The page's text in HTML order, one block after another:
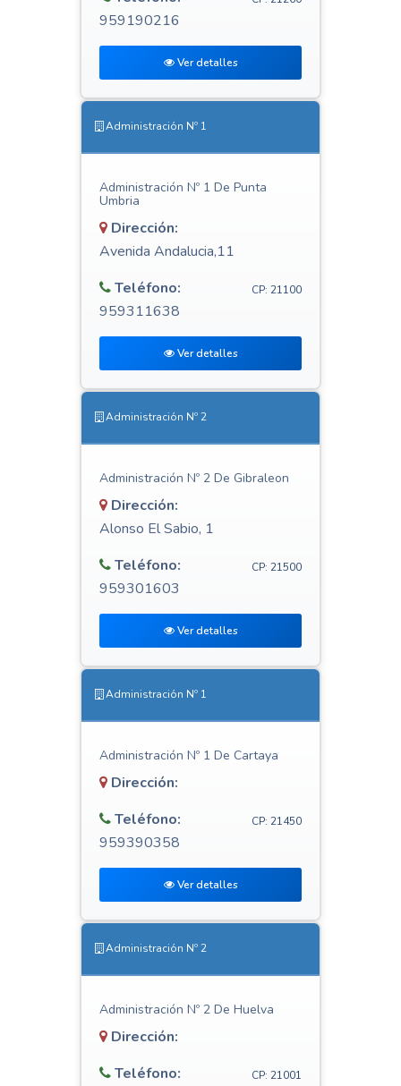
959190216
Ver detalles
Administración Nº 1
Administración Nº 1 De Punta
Umbria
Dirección:
Avenida Andalucia,11
CP: 21100
Teléfono:
959311638
Ver detalles
Administración Nº 2
Administración Nº 2 De Gibraleon
Dirección:
Alonso El Sabio, 1
CP: 21500
Teléfono:
959301603
Ver detalles
Administración Nº 1
Administración Nº 1 De Cartaya
Dirección:
CP: 21450
Teléfono:
959390358
Ver detalles
Administración Nº 2
Administración Nº 2 De Huelva
Dirección:
CP: 21001
Teléfono: